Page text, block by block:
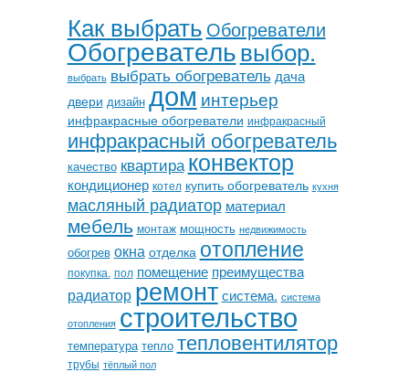
Как выбрать Обогреватели
Обогревательвыбор.
выбрать выбрать обогреватель дача
двери дизайн дом интерьер
инфракрасные обогреватели инфракрасный
инфракрасный обогреватель
качество квартираконвектор
кондиционер котел купить обогреватель кухня
масляный радиатор материал
мебель монтаж мощность недвижимость
обогрев окна отделка отопление
покупка. пол помещение преимущества
радиатор ремонт система. система
отопления строительство
температура тепло тепловентилятор
трубы тёплый пол